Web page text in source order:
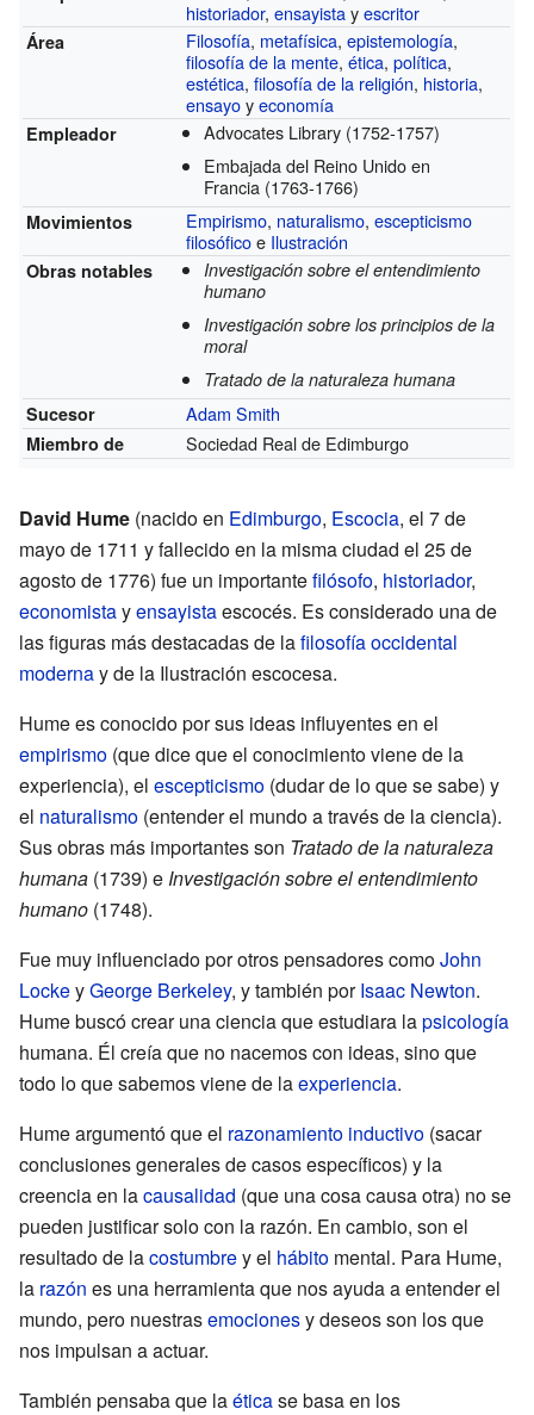
historiador,ensayistayescritor
Área Filosofía, metafísica,epistemología,
filosofía de la mente,ética,política,
estética,filosofía de la religión, historia,
ensayoyeconomía
Empleador Advocates Library (1752-1757)
Embajada del Reino Unido en
Francia (1763-1766)
Movimientos Empirismo, naturalismo,escepticismo
filosóficoe Ilustración
Obras notables
Investigación sobre el entendimiento
humano
Investigación sobre los principios de la
moral
Tratado de la naturaleza humana
Sucesor
Adam Smith
Miembro de Sociedad Real de Edimburgo
David Hume (nacido en Edimburgo, Escocia, el 7 de
mayo de 1711 y fallecido en la misma ciudad el 25 de
agosto de 1776) fue un importantefilósofo, historiador,
economistayensayistaescocés. Es considerado una de
las figuras más destacadas de lafilosofía occidental
modernay de la Ilustración escocesa.
Hume es conocido por sus ideas influyentes en el
empirismo (que dice que el conocimiento viene de la
experiencia), el escepticismo (dudar de lo que se sabe) y
el naturalismo (entender el mundo a través de la ciencia).
Sus obras más importantes son Tratado de la naturaleza
humana (1739) e Investigación sobre el entendimiento
humano (1748).
Fue muy influenciado por otros pensadores comoJohn
LockeyGeorge Berkeley, y también porIsaac Newton.
Hume buscó crear una ciencia que estudiara lapsicología
humana. Él creía que no nacemos con ideas, sino que
todo lo que sabemos viene de laexperiencia.
Hume argumentó que el razonamiento inductivo (sacar
conclusiones generales de casos específicos) y la
creencia en lacausalidad (que una cosa causa otra) no se
pueden justificar solo con la razón. En cambio, son el
resultado de lacostumbrey el hábito mental. Para Hume,
la razón es una herramienta que nos ayuda a entender el
mundo, pero nuestrasemocionesy deseos son los que
nos impulsan a actuar.
También pensaba que laéticase basa en los